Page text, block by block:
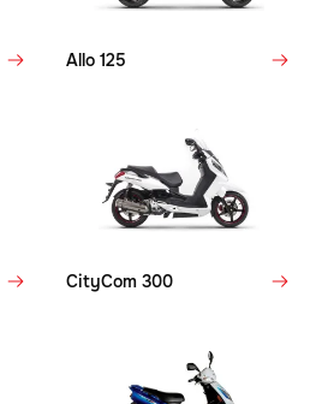
Allo 125
CityCom 300